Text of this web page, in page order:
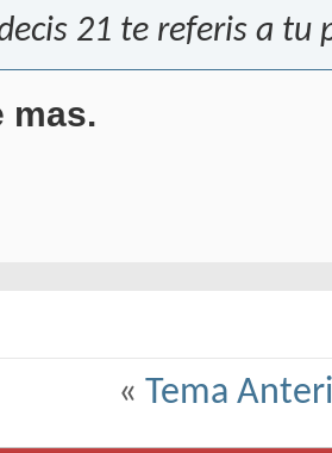
21 te referis a tu
mas.
« Tema